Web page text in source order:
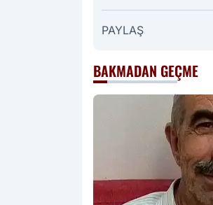
PAYLAŞ
BAKMADAN GEÇME